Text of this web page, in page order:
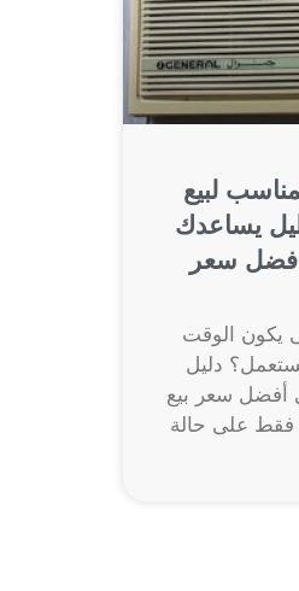
لبيع
يساعدك
سعر
يكون الوقت
دليل
سعر بيع
فقط على حالة